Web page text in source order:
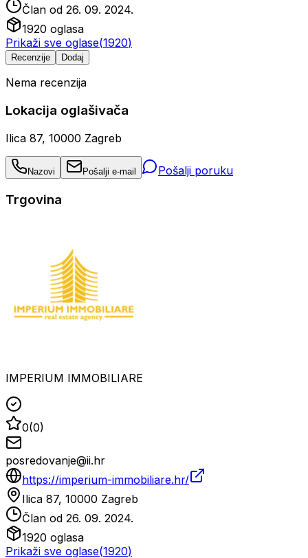
Član od 26. 09. 2024.
1920 oglasa
Prikaži sve oglase(1920)
Recenzije Dodaj
Nema recenzija
Lokacija oglašivača
Ilica 87, 10000 Zagreb
Nazovi Pošalji e-mail Pošalji poruku
Trgovina
IMPERIUM IMMOBILIARE
0(0)
posredovanje@ii.hr
https://imperium-immobiliare.hr/
Ilica 87, 10000 Zagreb
Član od 26. 09. 2024.
1920 oglasa
Prikaži sve oglase(1920)